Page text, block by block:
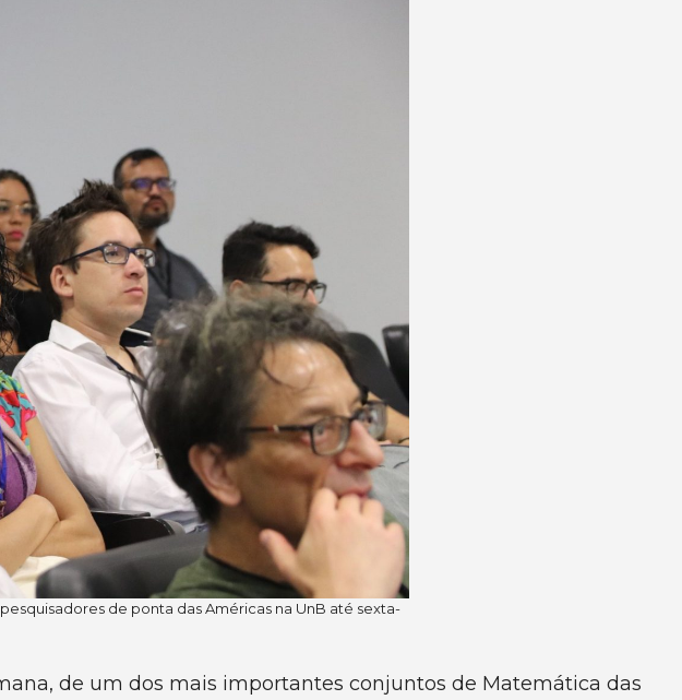
de ponta das Américas na UnB até sexta-
de um dos mais importantes conjuntos de Matemática das